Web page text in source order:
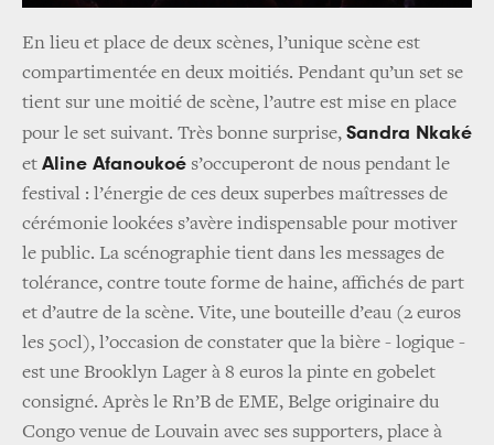
En lieu et place de deux scènes, l’unique scène est
compartimentée en deux moitiés. Pendant qu’un set se
tient sur une moitié de scène, l’autre est mise en place
pour le set suivant. Très bonne surprise, Sandra Nkaké
et Aline Afanoukoé s’occuperont de nous pendant le
festival : l’énergie de ces deux superbes maîtresses de
cérémonie lookées s’avère indispensable pour motiver
le public. La scénographie tient dans les messages de
tolérance, contre toute forme de haine, affichés de part
et d’autre de la scène. Vite, une bouteille d’eau (2 euros
les 50cl), l’occasion de constater que la bière - logique -
est une Brooklyn Lager à 8 euros la pinte en gobelet
consigné. Après le Rn’B de EME, Belge originaire du
Congo venue de Louvain avec ses supporters, place à